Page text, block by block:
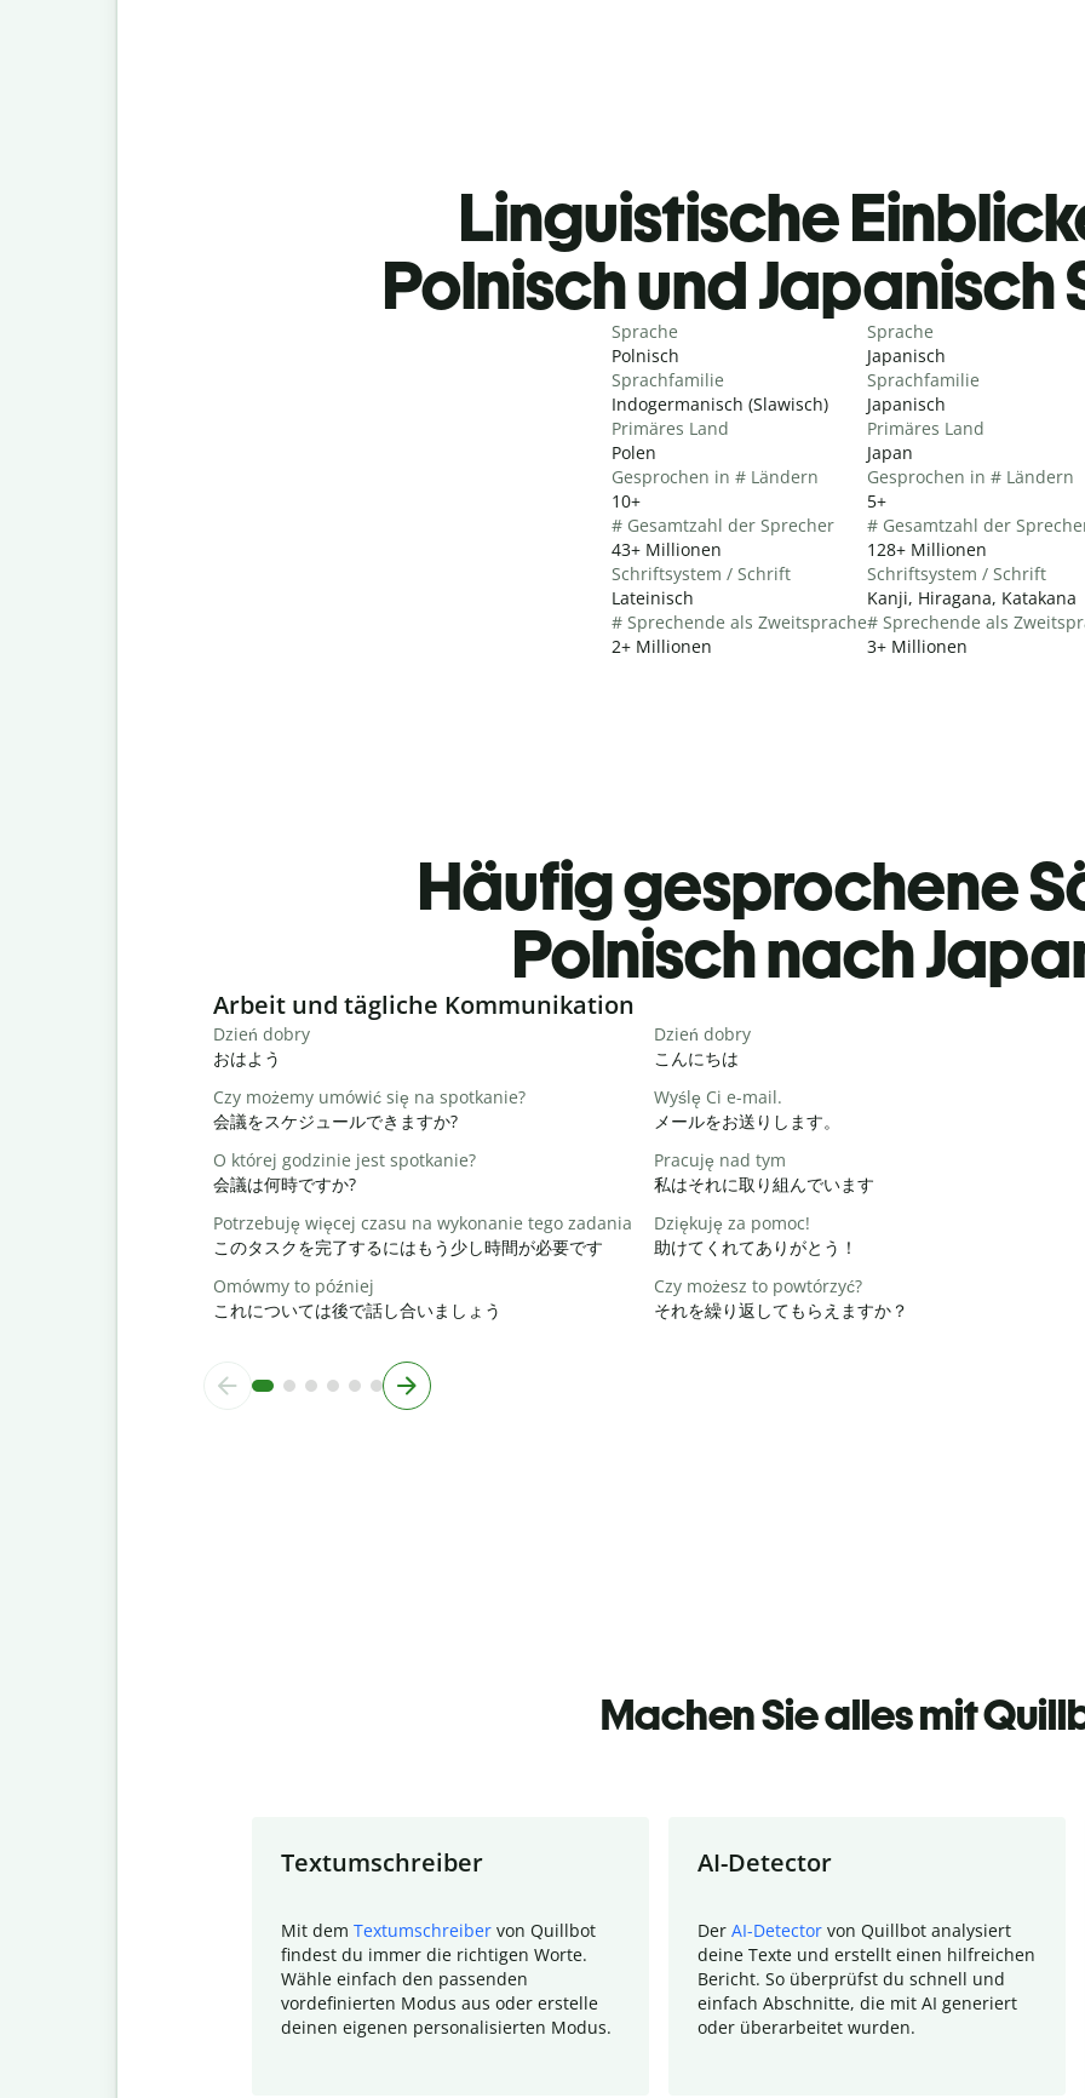
Linguistische
Polnisch und Japanisch
Sprache
Polnisch
Sprachfamilie
Indogermanisch (Slawisch)
Primäres Land
Polen
Gesprochen in # Ländern
10+
# Gesamtzahl der Sprecher
43+ Millionen
Schriftsystem / Schrift
Lateinisch
# Sprechende als Zweitsprache
2+ Millionen
Sprache
Japanisch
Sprachfamilie
Japanisch
Primäres Land
Japan
Gesprochen in # Ländern
5+
# Gesamtzahl der
128+ Millionen
Schriftsystem / Schrift
Kanji, Hiragana, Katakana
# Sprechende als
3+ Millionen
Häufig gesprochene
Polnisch nach
Slide 1 of 6
Arbeit und tägliche Kommunikation
Dzień dobry
おはよう
Dzień dobry
こんにちは
Czy możemy umówić się na spotkanie?
会議をスケジュールできますか?
Wyślę Ci e-mail.
メールをお送りします。
O której godzinie jest spotkanie?
会議は何時ですか?
Pracuję nad tym
私はそれに取り組んでいます
Potrzebuję więcej czasu na wykonanie tego zadania
このタスクを完了するにはもう少し時間が必要です
Dziękuję za pomoc!
助けてくれてありがとう！
Omówmy to później
これについては後で話し合いましょう
Czy możesz to powtórzyć?
それを繰り返してもらえますか？
Machen Sie alles mit
Textumschreiber
Mit dem Textumschreiber von Quillbot
findest du immer die richtigen Worte.
Wähle einfach den passenden
vordefinierten Modus aus oder erstelle
deinen eigenen personalisierten Modus.
AI-Detector
Der AI-Detector von Quillbot analysiert
deine Texte und erstellt einen hilfreichen
Bericht. So überprüfst du schnell und
einfach Abschnitte, die mit AI generiert
oder überarbeitet wurden.